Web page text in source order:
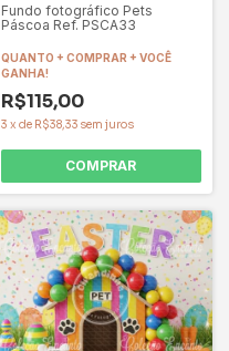
Fundo fotográfico Pets
Páscoa Ref. PSCA33
QUANTO + COMPRAR + VOCÊ
GANHA!
R$115,00
3 x de R$38,33 sem juros
COMPRAR